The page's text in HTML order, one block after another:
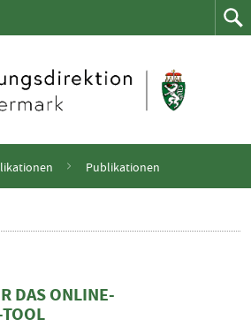
Zum
Publikationen
DAS ONLINE-